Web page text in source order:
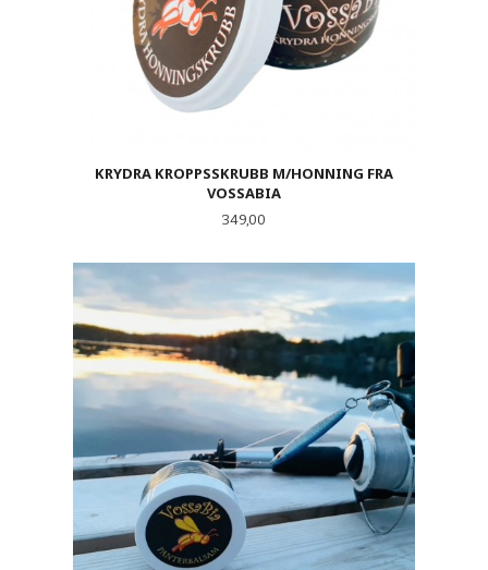
KRYDRA KROPPSSKRUBB M/HONNING FRA
VOSSABIA
Pris
349,00